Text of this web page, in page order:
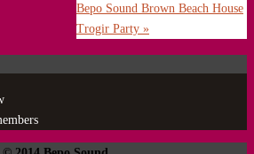
Bepo Sound Brown Beach House
Trogir Party »